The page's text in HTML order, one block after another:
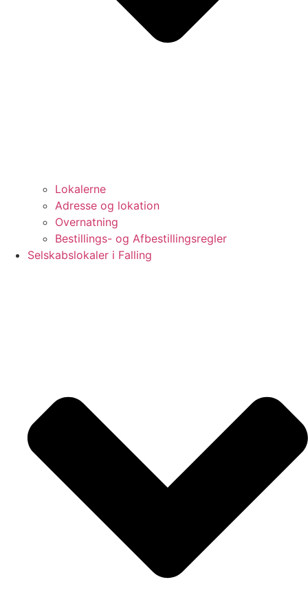
Lokalerne
Adresse og lokation
Overnatning
Bestillings- og Afbestillingsregler
Selskabslokaler i Falling